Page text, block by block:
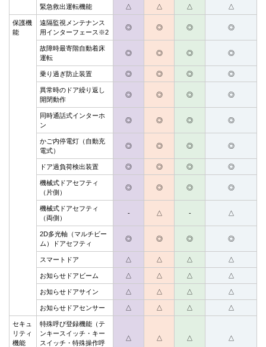
緊急救出運転機能 △ △ △ △
保護機
能
遠隔監視メンテナンス
用インターフェース※2
◎ ◎ ◎ ◎
故障時最寄階自動着床
運転
◎ ◎ ◎ ◎
乗り過ぎ防止装置 ◎ ◎ ◎ ◎
異常時のドア繰り返し
開閉動作
◎ ◎ ◎ ◎
同時通話式インターホ
ン
◎ ◎ ◎ ◎
かご内停電灯（自動充
電式）
◎ ◎ ◎ ◎
ドア過負荷検出装置 ◎ ◎ ◎ ◎
機械式ドアセフティ
（片側）
◎ ◎ ◎ ◎
機械式ドアセフティ
（両側）
- △ - △
2D多光軸（マルチビー
ム）ドアセフティ
◎ ◎ ◎ ◎
スマートドア △ △ △ △
お知らせドアビーム △ △ △ △
お知らせドアサイン △ △ △ △
お知らせドアセンサー △ △ △ △
セキュ
リティ
機能
特殊呼び登録機能（テ
ンキースイッチ・キー
スイッチ・特殊操作呼
△ △ △ △